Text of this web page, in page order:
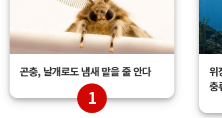
곤충, 날개로도 냄새 맡을 줄 안다
1
위
충